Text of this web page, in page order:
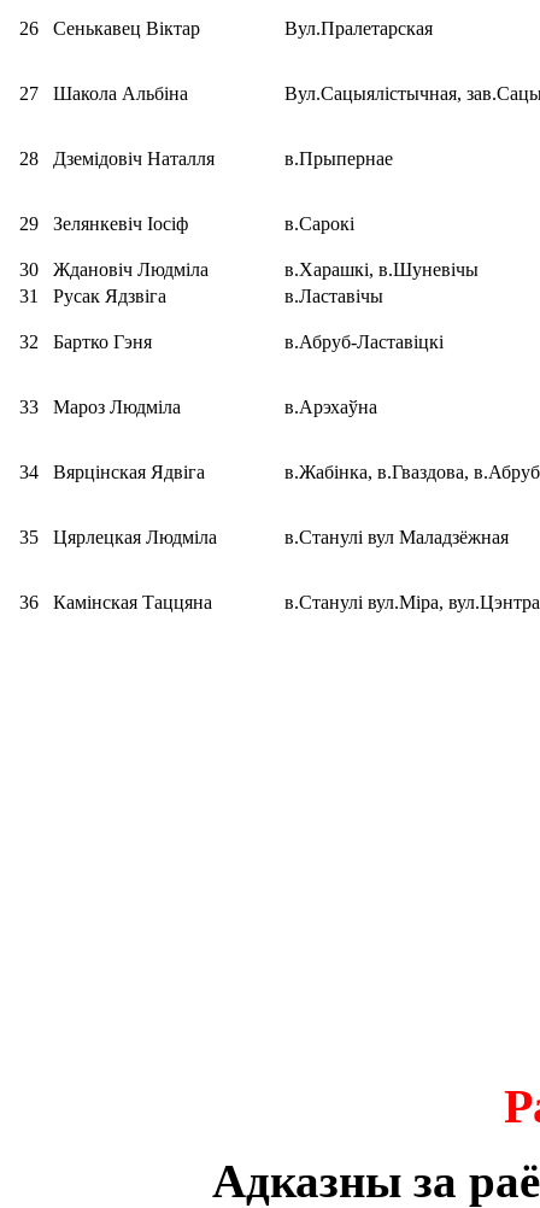
26 Сенькавец Віктар Вул.Пралетарская
27 Шакола Альбіна Вул.Сацыялістычная,
28 Дземідовіч Наталля в.Прыпернае
29 Зелянкевіч Іосіф в.Сарокі
30 Ждановіч Людміла
в.Харашкі, в.Шуневічы
31
Русак Ядзвіга в.Ластавічы
32 Бартко Гэня в.Абруб-Ластавіцкі
33 Мароз Людміла в.Арэхаўна
34 Вярцінская Ядвіга в.Жабінка, в.Гваздова,
35 Цярлецкая Людміла в.Станулі вул Маладзёжная
36 Камінская Таццяна в.Станулі вул.Міра,
Адказны за